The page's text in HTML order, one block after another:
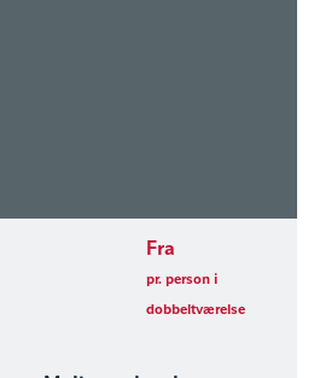
Fra
pr. person i
dobbeltværelse